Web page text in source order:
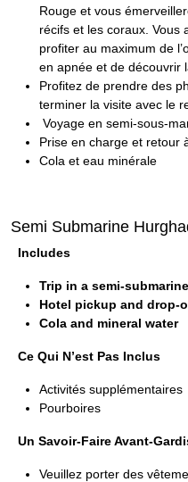
Rouge et vous
récifs et les coraux. Vous
profiter au maximum de
en apnée et de découvrir
Profitez de prendre des
terminer la visite avec le
Voyage en semi-sous-
Prise en charge et retour
Cola et eau minérale
Semi Submarine
Includes
Trip in a semi-submarine
Hotel pickup and drop-
Cola and mineral water
Ce Qui N’est Pas Inclus
Activités supplémentaires
Pourboires
Un Savoir-Faire Avant-
Veuillez porter des